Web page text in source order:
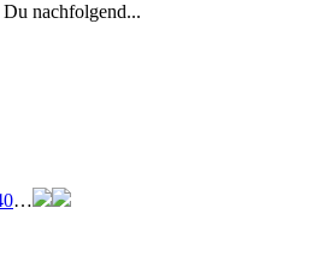
nachfolgend...
…